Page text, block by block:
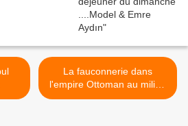
La fauconnerie dans
l'empire Ottoman au milieu
du XVIe siècle >